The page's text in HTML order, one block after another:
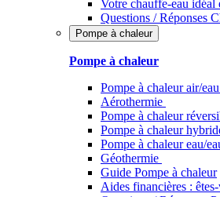
Votre chauffe-eau idéal
Questions / Réponses
Pompe à chaleur
Pompe à chaleur
Pompe à chaleur air/eau
Aérothermie
Pompe à chaleur
Pompe à chaleur
Pompe à chaleur​ eau/
Géothermie
Guide Pompe à chaleur
Aides financières :